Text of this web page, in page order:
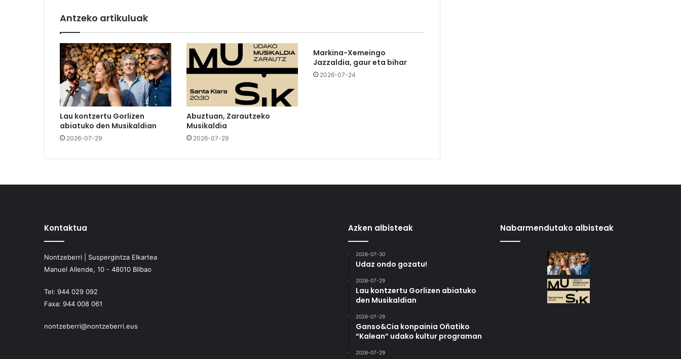
Antzeko artikuluak
Lau kontzertu Gorlizen
abiatuko den Musikaldian
2026-07-29
Abuztuan, Zarautzeko
Musikaldia
2026-07-29
Markina-Xemeingo
Jazzaldia, gaur eta bihar
2026-07-24
Kontaktua
Nontzeberri | Suspergintza Elkartea
Manuel Allende, 10 - 48010 Bilbao
Tel: 944 029 092
Faxa: 944 008 061
nontzeberri@nontzeberri.eus
Azken albisteak
2026-07-30
Udaz ondo gozatu!
2026-07-29
Lau kontzertu Gorlizen abiatuko
den Musikaldian
2026-07-29
Ganso&Cia konpainia Oñatiko
“Kalean” udako kultur programan
2026-07-29
Nabarmendutako albisteak